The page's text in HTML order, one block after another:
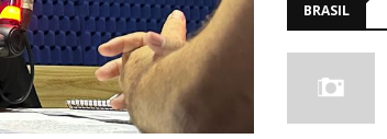
BRASIL